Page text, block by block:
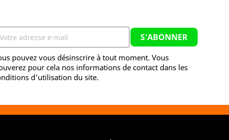
pouvez vous désinscrire à tout moment. Vous
pour cela nos informations de contact dans les
d'utilisation du site.